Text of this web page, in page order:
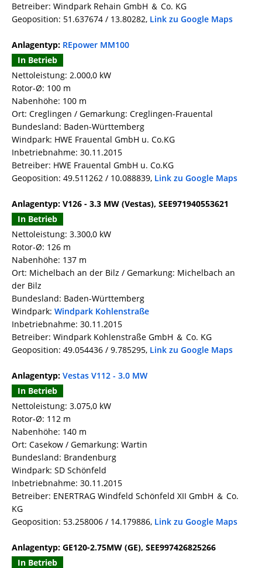
Betreiber: Windpark Rehain GmbH ＆ Co. KG
Geoposition: 51.637674 / 13.80282, Link zu Google Maps
Anlagentyp: REpower MM100
In Betrieb
Nettoleistung: 2.000,0 kW
Rotor-Ø: 100 m
Nabenhöhe: 100 m
Ort: Creglingen / Gemarkung: Creglingen-Frauental
Bundesland: Baden-Württemberg
Windpark: HWE Frauental GmbH u. Co.KG
Inbetriebnahme: 30.11.2015
Betreiber: HWE Frauental GmbH u. Co.KG
Geoposition: 49.511262 / 10.088839, Link zu Google Maps
Anlagentyp: V126 - 3.3 MW (Vestas), SEE971940553621
In Betrieb
Nettoleistung: 3.300,0 kW
Rotor-Ø: 126 m
Nabenhöhe: 137 m
Ort: Michelbach an der Bilz / Gemarkung: Michelbach an
der Bilz
Bundesland: Baden-Württemberg
Windpark: Windpark Kohlenstraße
Inbetriebnahme: 30.11.2015
Betreiber: Windpark Kohlenstraße GmbH ＆ Co. KG
Geoposition: 49.054436 / 9.785295, Link zu Google Maps
Anlagentyp: Vestas V112 - 3.0 MW
In Betrieb
Nettoleistung: 3.075,0 kW
Rotor-Ø: 112 m
Nabenhöhe: 140 m
Ort: Casekow / Gemarkung: Wartin
Bundesland: Brandenburg
Windpark: SD Schönfeld
Inbetriebnahme: 30.11.2015
Betreiber: ENERTRAG Windfeld Schönfeld XII GmbH ＆ Co.
KG
Geoposition: 53.258006 / 14.179886, Link zu Google Maps
Anlagentyp: GE120-2.75MW (GE), SEE997426825266
In Betrieb